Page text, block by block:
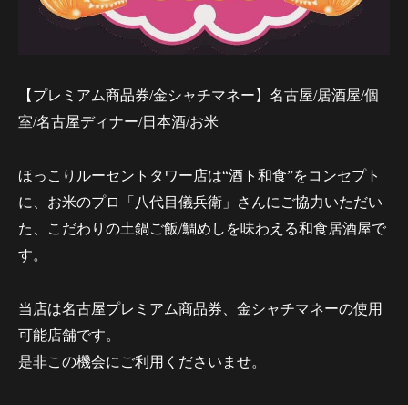
【プレミアム商品券/金シャチマネー】名古屋/居酒屋/個
室/名古屋ディナー/日本酒/お米
ほっこりルーセントタワー店は“酒ト和食”をコンセプト
に、お米のプロ「八代目儀兵衛」さんにご協力いただい
た、こだわりの土鍋ご飯/鯛めしを味わえる和食居酒屋で
す。
当店は名古屋プレミアム商品券、金シャチマネーの使用
可能店舗です。
是非この機会にご利用くださいませ。